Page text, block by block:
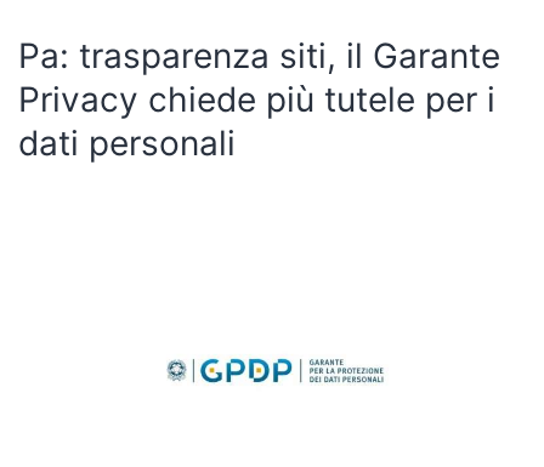
Pa: trasparenza siti, il Garante
Privacy chiede più tutele per i
dati personali